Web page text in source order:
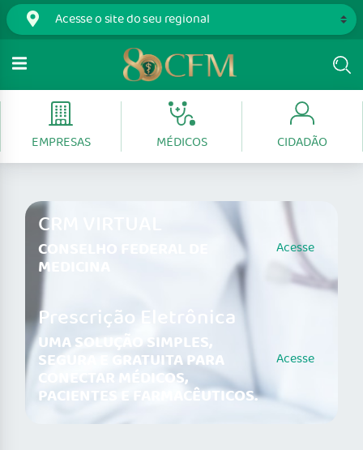
EMPRESAS MÉDICOS CIDADÃO
CRM VIRTUAL
CONSELHO FEDERAL DE
MEDICINA
Acesse
Prescrição Eletrônica
UMA SOLUÇÃO SIMPLES,
SEGURA E GRATUITA PARA
CONECTAR MÉDICOS,
PACIENTES E FARMACÊUTICOS.
Acesse